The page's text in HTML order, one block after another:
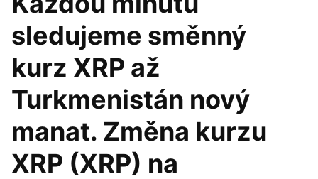
sledujeme směnný
kurz XRP až
Turkmenistán nový
manat. Změna kurzu
XRP (XRP) na